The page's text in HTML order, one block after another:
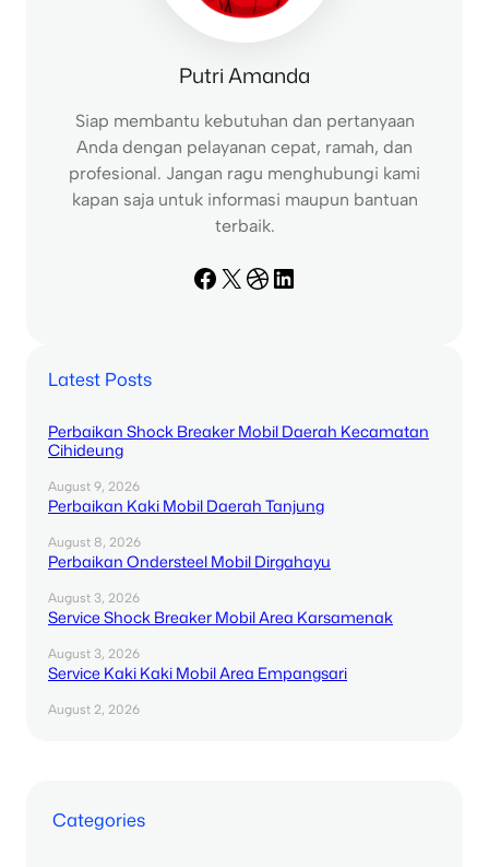
Putri Amanda
Siap membantu kebutuhan dan pertanyaan
Anda dengan pelayanan cepat, ramah, dan
profesional. Jangan ragu menghubungi kami
kapan saja untuk informasi maupun bantuan
terbaik.
Facebook X Dribbble LinkedIn
Latest Posts
Perbaikan Shock Breaker Mobil Daerah Kecamatan
Cihideung
August 9, 2026
Perbaikan Kaki Mobil Daerah Tanjung
August 8, 2026
Perbaikan Ondersteel Mobil Dirgahayu
August 3, 2026
Service Shock Breaker Mobil Area Karsamenak
August 3, 2026
Service Kaki Kaki Mobil Area Empangsari
August 2, 2026
Categories